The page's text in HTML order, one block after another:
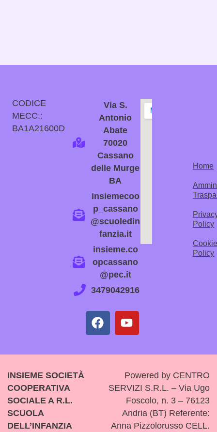
CODICE
MECC.:
BA1A21600D
Via S.
Antonio
Abate
70020
Cassano
delle Murge
BA
insiemecoo
p_cassano
@scuoledin
fanzia.it
insieme.co
opcassano
@pec.it
3479042916
Home
Policy
Policy
INSIEME SOCIETÀ
COOPERATIVA
SOCIALE A R.L.
SCUOLA
DELL’INFANZIA
Powered by CENTRO
SERVIZI S.R.L. – Via Ugo
Foscolo, n. 3 – 76123
Andria (BT) Referente:
Anna Pizzolorusso CELL.